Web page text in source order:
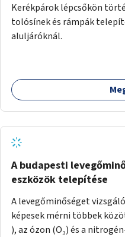
Kerékpárok lépcsőkön
tolósínek és rámpák
aluljáróknál.
A budapesti
eszközök telepítése
A levegőminőséget
képesek mérni többek
), az ózon (O₃) és a